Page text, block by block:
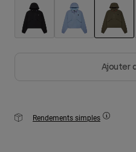
Tout acheter
Ajouter
Rendements simples